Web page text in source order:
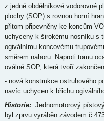
z jedné obdélníkové vodorovné
plochy (SOP) s rovnou horní
přitom připevněny ke koncům
uchyceny k širokému nosníku s
ogiválnímu koncovému
směrem nahoru. Naproti tomu
oválné SOP, která tvoří
- nová konstrukce ostruhového
navíc uchycen k břichu
Historie:Jednomotorový
byl zprvu vyráběn závodem